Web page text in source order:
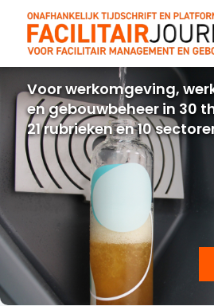
Voor werkomgeving,
en gebouwbeheer in 30
21 rubrieken en 10